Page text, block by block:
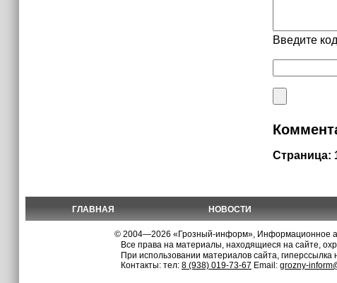
Введите код
Страница:
ГЛАВНАЯ НОВОСТИ
© 2004—2026 «Грозный-информ», Информационное
Все права на материалы, находящиеся на сайте,
При использовании материалов сайта,
Контакты: тел: 8 (938) 019-73-67 Email: grozny-